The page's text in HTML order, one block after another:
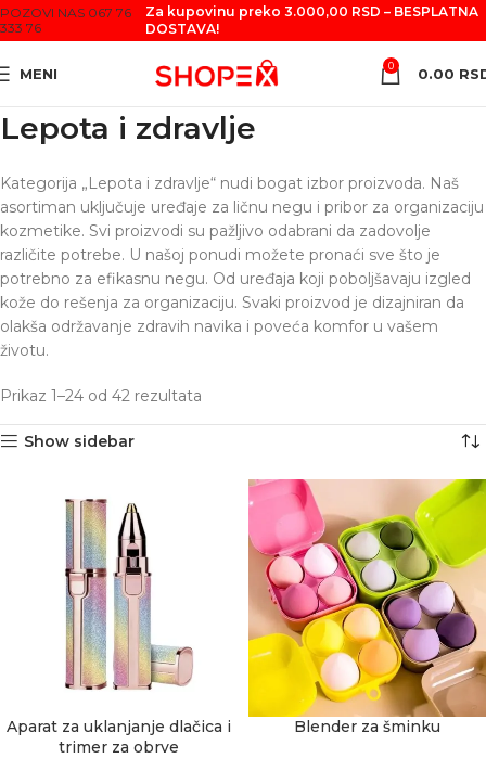
POZOVI NAS 067 76
333 76
Za kupovinu preko 3.000,00 RSD – BESPLATNA
DOSTAVA!
MENI 0 0.00
Lepota i zdravlje
Kategorija „Lepota i zdravlje“ nudi bogat izbor proizvoda. Naš
asortiman uključuje uređaje za ličnu negu i pribor za organizaciju
kozmetike. Svi proizvodi su pažljivo odabrani da zadovolje
različite potrebe. U našoj ponudi možete pronaći sve što je
potrebno za efikasnu negu. Od uređaja koji poboljšavaju izgled
kože do rešenja za organizaciju. Svaki proizvod je dizajniran da
olakša održavanje zdravih navika i poveća komfor u vašem
životu.
Prikaz 1–24 od 42 rezultata
Show sidebar
Aparat za uklanjanje dlačica i
trimer za obrve
Blender za šminku